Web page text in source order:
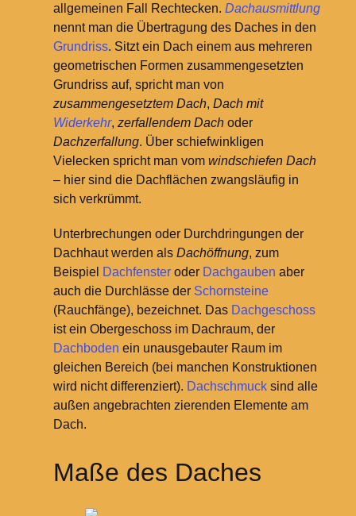
allgemeinen Fall Rechtecken. Dachausmittlung
nennt man die Übertragung des Daches in den
Grundriss. Sitzt ein Dach einem aus mehreren
geometrischen Formen zusammengesetzten
Grundriss auf, spricht man von
zusammengesetztem Dach, Dach mit
Widerkehr, zerfallendem Dachoder
Dachzerfallung. Über schiefwinkligen
Vielecken spricht man vom windschiefen Dach
– hier sind die Dachflächen zwangsläufig in
sich verkrümmt.
Unterbrechungen oder Durchdringungen der
Dachhaut werden als Dachöffnung, zum
Beispiel Dachfensteroder Dachgauben aber
auch die Durchlässe der Schornsteine
(Rauchfänge), bezeichnet. Das Dachgeschoss
ist ein Obergeschoss im Dachraum, der
Dachboden ein unausgebauter Raum im
gleichen Bereich (bei manchen Konstruktionen
wird nicht differenziert). Dachschmucksind alle
außen angebrachten zierenden Elemente am
Dach.
Maße des Daches